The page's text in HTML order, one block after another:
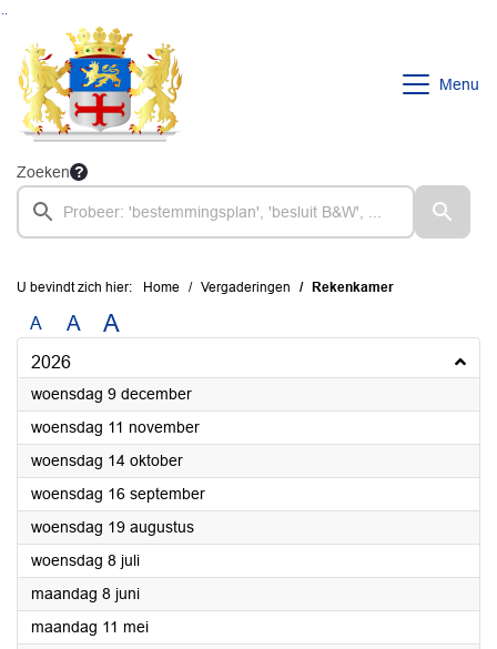
Ga naar de inhoud van deze pagina
Ga naar het zoeken
Ga naar het menu
Menu
Zoeken
U bevindt zich hier: Home Vergaderingen Rekenkamer
A A A
2026
woensdag 9 december2026
woensdag 11 november2026
woensdag 14 oktober2026
woensdag 16 september2026
woensdag 19 augustus2026
woensdag 8 juli2026
maandag 8 juni2026
maandag 11 mei2026